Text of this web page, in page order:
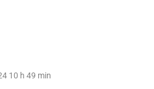
10 h 49 min